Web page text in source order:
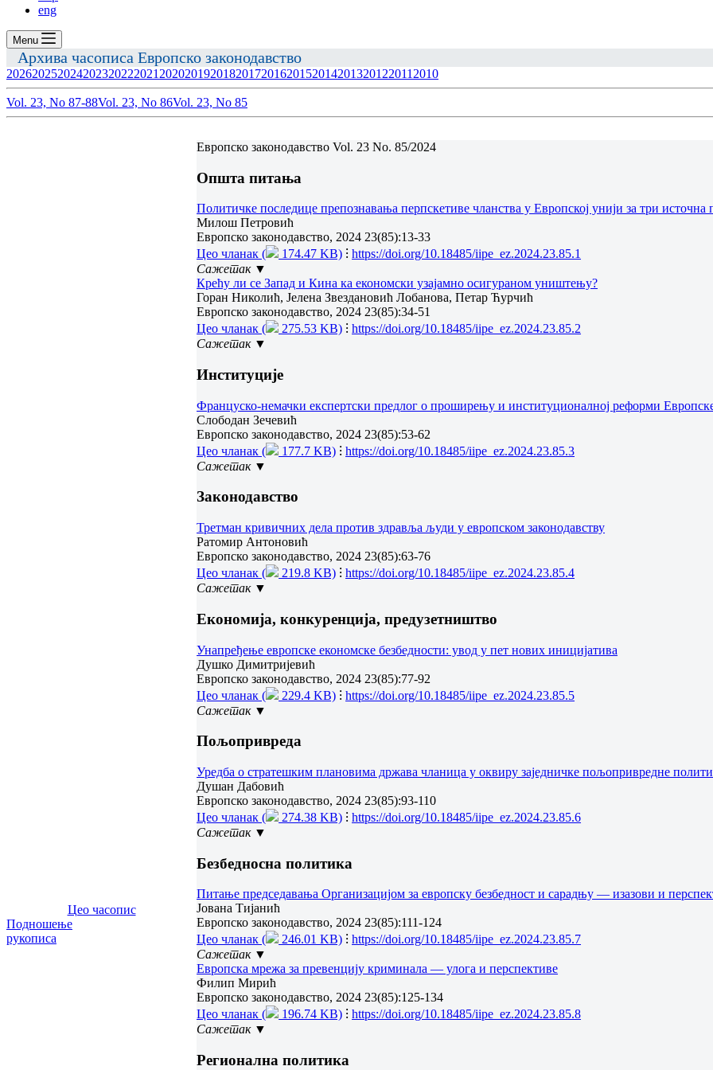
eng
Menu
Архива часописа Европско законодавство
202620252024202320222021 2020201920182017201620152014201320122011 2010
Vol. 23, No 87-88Vol. 23, No 86Vol. 23, No 85
Цео часопис
Подношење
рукописа
Европско законодавство Vol. 23 No. 85/2024
Општа питања
Политичке последице препознавања перпскетиве чланства у Европској унији за три источна
Милош Петровић
Европско законодавство, 2024 23(85):13-33
Цео чланак (
174.47 KB) ⁝https://doi.org/10.18485/iipe_ez.2024.23.85.1
Сажетак ▼
Крећу ли се Запад и Кина ка економски узајамно осигураном уништењу?
Горан Николић, Јелена Звездановић Лобанова, Петар Ћурчић
Европско законодавство, 2024 23(85):34-51
Цео чланак (
275.53 KB) ⁝https://doi.org/10.18485/iipe_ez.2024.23.85.2
Сажетак ▼
Институције
Француско-немачки експертски предлог о проширењу и институционалној реформи
Слободан Зечевић
Европско законодавство, 2024 23(85):53-62
Цео чланак (
177.7 KB) ⁝https://doi.org/10.18485/iipe_ez.2024.23.85.3
Сажетак ▼
Законодавство
Третман кривичних дела против здравља људи у европском законодавству
Ратомир Антоновић
Европско законодавство, 2024 23(85):63-76
Цео чланак (
219.8 KB) ⁝https://doi.org/10.18485/iipe_ez.2024.23.85.4
Сажетак ▼
Економија, конкуренција, предузетништво
Унапређење европске економске безбедности: увод у пет нових иницијатива
Душко Димитријевић
Европско законодавство, 2024 23(85):77-92
Цео чланак (
229.4 KB) ⁝https://doi.org/10.18485/iipe_ez.2024.23.85.5
Сажетак ▼
Пољопривреда
Уредба о стратешким плановима државa чланицa у оквиру заједничке пољопривредне
Душан Дабовић
Европско законодавство, 2024 23(85):93-110
Цео чланак (
274.38 KB) ⁝https://doi.org/10.18485/iipe_ez.2024.23.85.6
Сажетак ▼
Безбедносна политика
Питање председавања Организацијом за европску безбедност и сарадњу — изазови и
Јована Тијанић
Европско законодавство, 2024 23(85):111-124
Цео чланак (
246.01 KB) ⁝https://doi.org/10.18485/iipe_ez.2024.23.85.7
Сажетак ▼
Европска мрежа за превенцију криминала — улога и перспективе
Филип Мирић
Европско законодавство, 2024 23(85):125-134
Цео чланак (
196.74 KB) ⁝https://doi.org/10.18485/iipe_ez.2024.23.85.8
Сажетак ▼
Регионална политика